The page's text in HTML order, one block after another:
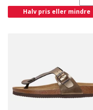
Halv pris eller mindre